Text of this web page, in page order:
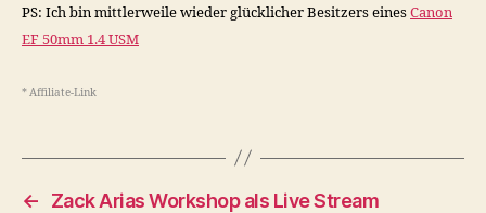
PS: Ich bin mittlerweile wieder glücklicher Besitzers einesCanon
EF 50mm 1.4 USM
* Affiliate-Link
←
Zack Arias Workshop als Live Stream